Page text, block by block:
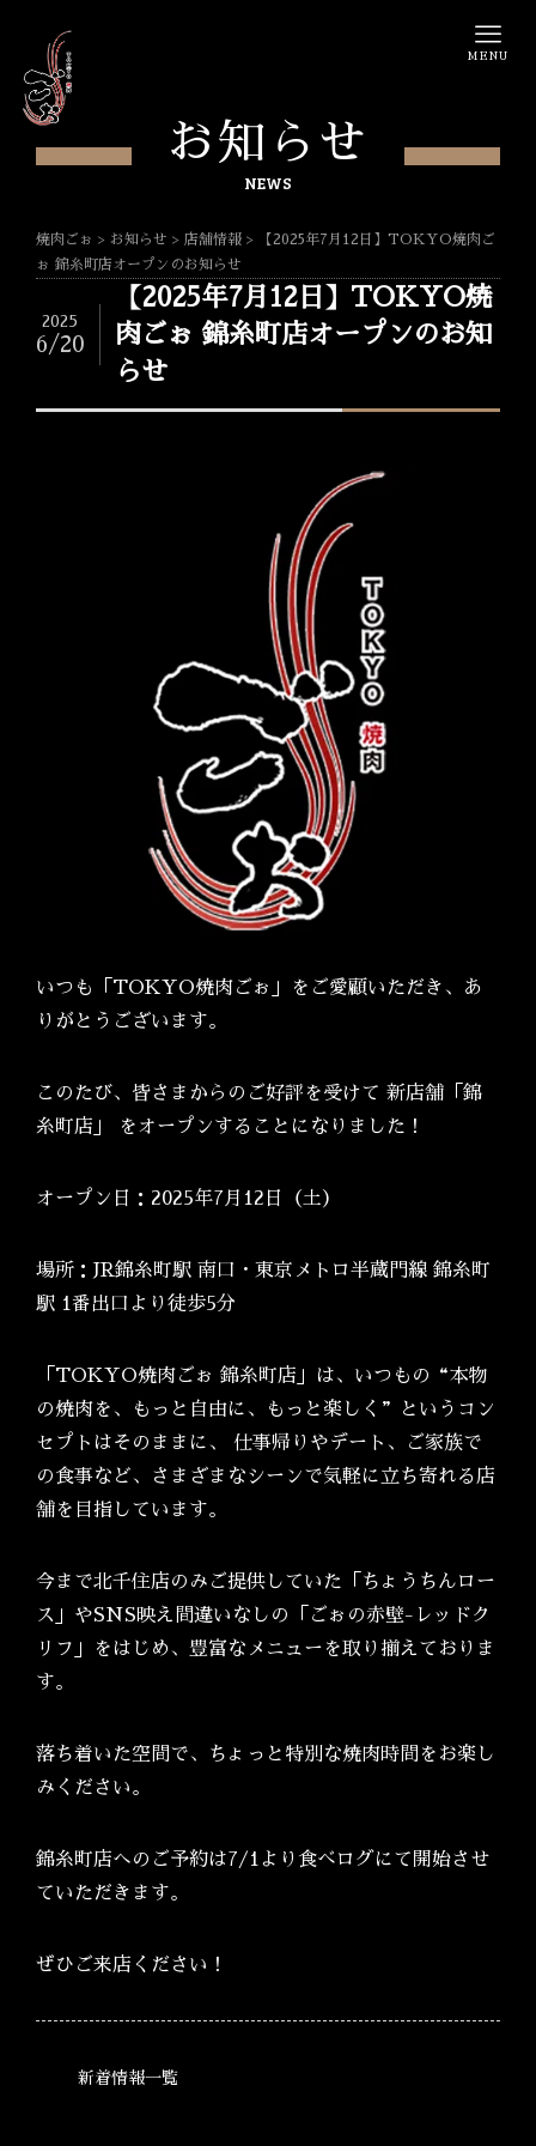
MENU
お知らせ
NEWS
焼肉ごぉ > お知らせ > 店舗情報 >
【2025年7月12日】TOKYO焼肉ご
ぉ 錦糸町店オープンのお知らせ
【2025年7月12日】TOKYO焼
肉ごぉ 錦糸町店オープンのお知
らせ
2025
6/20
いつも「TOKYO焼肉ごぉ」をご愛顧いただき、あ
りがとうございます。
このたび、皆さまからのご好評を受けて 新店舗「錦
糸町店」 をオープンすることになりました！
オープン日：2025年7月12日（土）
場所：JR錦糸町駅 南口・東京メトロ半蔵門線 錦糸町
駅 1番出口より徒歩5分
「TOKYO焼肉ごぉ 錦糸町店」は、いつもの“本物
の焼肉を、もっと自由に、もっと楽しく”というコン
セプトはそのままに、 仕事帰りやデート、ご家族で
の食事など、さまざまなシーンで気軽に立ち寄れる店
舗を目指しています。
今まで北千住店のみご提供していた「ちょうちんロー
ス」やSNS映え間違いなしの「ごぉの赤壁-レッドク
リフ」をはじめ、豊富なメニューを取り揃えておりま
す。
落ち着いた空間で、ちょっと特別な焼肉時間をお楽し
みください。
錦糸町店へのご予約は7/1より食べログにて開始させ
ていただきます。
ぜひご来店ください！
新着情報一覧